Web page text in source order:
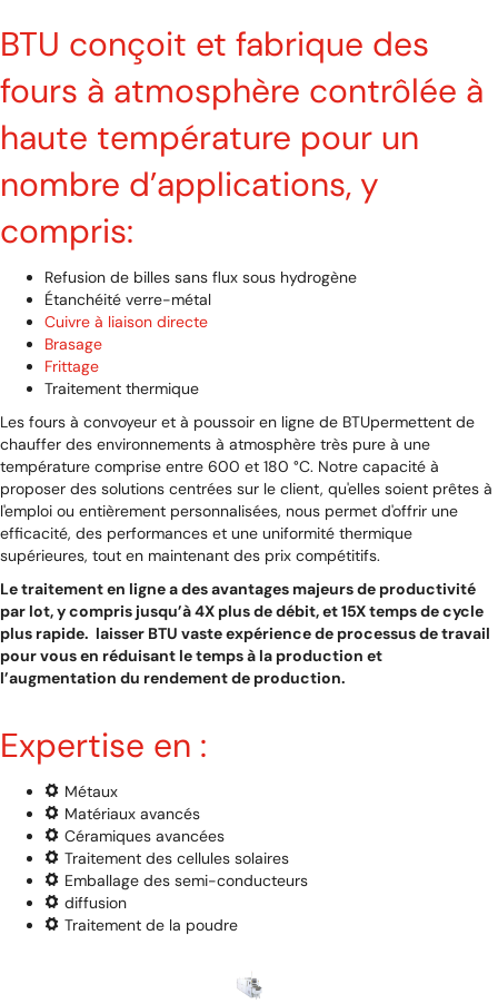
BTU conçoit et fabrique des
fours à atmosphère contrôlée à
haute température pour un
nombre d’applications, y
compris:
Refusion de billes sans flux sous hydrogène
Étanchéité verre-métal
Cuivre à liaison directe
Brasage
Frittage
Traitement thermique
Les fours à convoyeur et à poussoir en ligne de BTUpermettent de
chauffer des environnements à atmosphère très pure à une
température comprise entre 600 et 180 °C. Notre capacité à
proposer des solutions centrées sur le client, qu'elles soient prêtes à
l'emploi ou entièrement personnalisées, nous permet d'offrir une
efficacité, des performances et une uniformité thermique
supérieures, tout en maintenant des prix compétitifs.
Le traitement en ligne a des avantages majeurs de productivité
par lot, y compris jusqu’à 4X plus de débit, et 15X temps de cycle
plus rapide. laisser BTU vaste expérience de processus de travail
pour vous en réduisant le temps à la production et
l’augmentation du rendement de production.
Expertise en :
Métaux
Matériaux avancés
Céramiques avancées
Traitement des cellules solaires
Emballage des semi-conducteurs
diffusion
Traitement de la poudre